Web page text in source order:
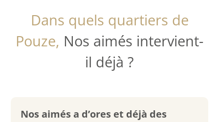
Dans quels quartiers de
Pouze, Nos aimés intervient-
il déjà ?
Nos aimés a d’ores et déjà des